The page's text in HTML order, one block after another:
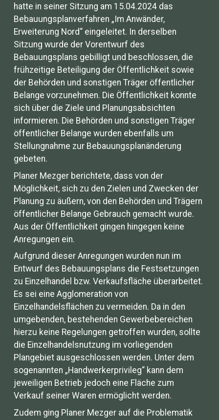
hatte in seiner Sitzung am 15.04.2024 das
Bebauungsplanverfahren „Im Anwänder,
Erweiterung Nord“ eingeleitet. In derselben
Sitzung wurde der Vorentwurf des
Bebauungsplans gebilligt und beschlossen, die
frühzeitige Beteiligung der Öffentlichkeit sowie
der Behörden und sonstigen Träger öffentlicher
Belange vorzunehmen. Die Öffentlichkeit konnte
sich über die Ziele und Planungsabsichten
informieren. Die Behörden und sonstigen Träger
öffentlicher Belange wurden ebenfalls um
Stellungnahme zur Bebauungsplanänderung
gebeten.
Planer Mezger berichtete, dass von der
Möglichkeit, sich zu den Zielen und Zwecken der
Planung zu äußern, von den Behörden und Trägern
öffentlicher Belange Gebrauch gemacht wurde.
Aus der Öffentlichkeit gingen hingegen keine
Anregungen ein.
Aufgrund dieser Anregungen wurden nun im
Entwurf des Bebauungsplans die Festsetzungen
zu Einzelhandel bzw. Verkaufsfläche überarbeitet.
Es sei eine Agglomeration von
Einzelhandelsflächen zu vermeiden. Da in den
umgebenden, bestehenden Gewerbebereichen
hierzu keine Regelungen getroffen wurden, sollte
die Einzelhandelsnutzung im vorliegenden
Plangebiet ausgeschlossen werden. Unter dem
sogenannten „Handwerkerprivileg“ kann dem
jeweiligen Betrieb jedoch eine Fläche zum
Verkauf seiner Waren ermöglicht werden.
Zudem ging Planer Mezger auf die Problematik